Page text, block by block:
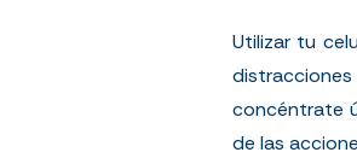
Utilizar tu
concéntrate
de las